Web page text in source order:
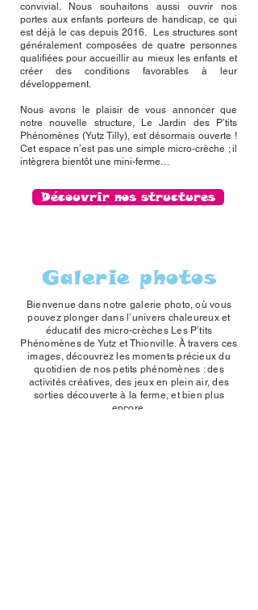
convivial. Nous souhaitons aussi ouvrir nos
portes aux enfants porteurs de handicap, ce qui
est déjà le cas depuis 2016. Les structures sont
généralement composées de quatre personnes
qualifiées pour accueillir au mieux les enfants et
créer des conditions favorables à leur
développement.
Nous avons le plaisir de vous annoncer que
notre nouvelle structure, Le Jardin des P’tits
Phénomènes (Yutz Tilly), est désormais ouverte !
Cet espace n’est pas une simple micro-crèche ; il
intègrera bientôt une mini-ferme…
Découvrir nos structures
Galerie photos
Bienvenue dans notre galerie photo, où vous
pouvez plonger dans l’univers chaleureux et
éducatif des micro-crèches Les P’tits
Phénomènes de Yutz et Thionville. À travers ces
images, découvrez les moments précieux du
quotidien de nos petits phénomènes : des
activités créatives, des jeux en plein air, des
sorties découverte à la ferme, et bien plus
encore.